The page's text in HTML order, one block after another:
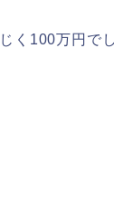
く100万円でし